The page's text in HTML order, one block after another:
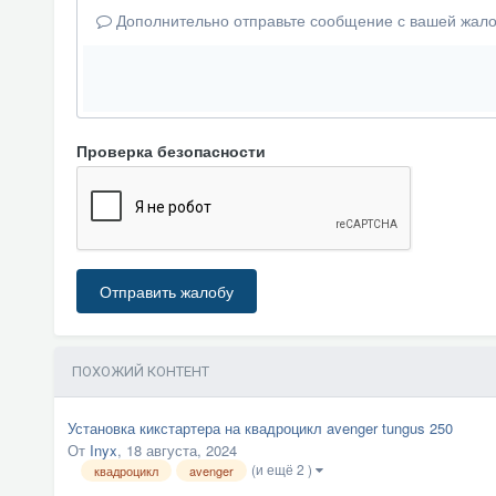
Дополнительно отправьте сообщение с вашей
Проверка безопасности
Отправить жалобу
ПОХОЖИЙ КОНТЕНТ
Установка кикстартера на квадроцикл avenger tungus 250
От Inyx, 18 августа, 2024
квадроцикл avenger (и ещё 2 )